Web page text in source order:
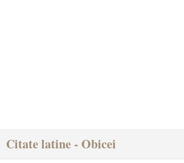
Citate latine - Obicei